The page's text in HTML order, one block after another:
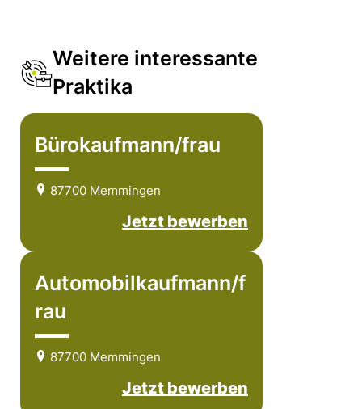
Weitere interessante
Praktika
Bürokaufmann/frau
87700 Memmingen
Jetzt bewerben
Automobilkaufmann/f
rau
87700 Memmingen
Jetzt bewerben